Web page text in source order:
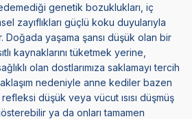
genetik bozuklukları, iç
zayıflıkları güçlü koku duyularıyla
Doğada yaşama şansı düşük olan bir
kaynaklarını tüketmek yerine,
olan dostlarımıza saklamayı tercih
nedeniyle anne kediler bazen
düşük veya vücut ısısı düşmüş
ya da onları tamamen